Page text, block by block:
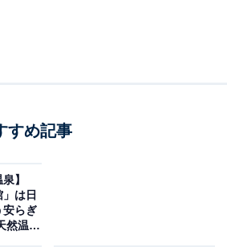
者。オールアバウトに入社後、SNSトレン
執筆やSEOライティングの経験を経て、の
ームのメンバーに加入。現在は旅行・カル
きがい。
の購入やサービスの利用により、売上の一部が
ことがあります。
万葉の湯」は毎日運ばれる本
すめ記事
】
」は日
安らぎ
然温泉